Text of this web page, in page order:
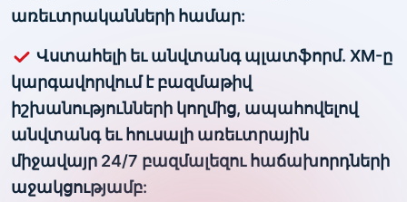
առեւտրականների համար:
Վստահելի եւ անվտանգ պլատֆորմ. XM-ը
կարգավորվում է բազմաթիվ
իշխանությունների կողմից, ապահովելով
անվտանգ եւ հուսալի առեւտրային
միջավայր 24/7 բազմալեզու հաճախորդների
աջակցությամբ: